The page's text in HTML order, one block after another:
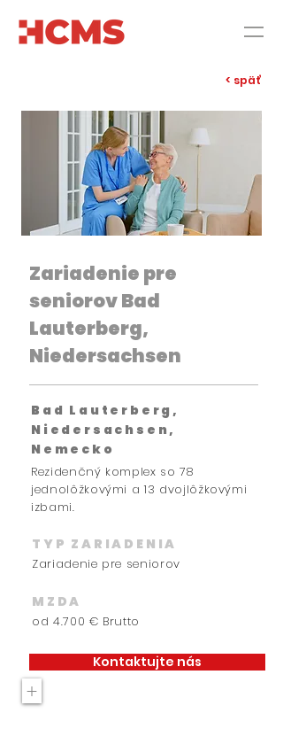
< späť
Zariadenie pre
seniorov Bad
Lauterberg,
Niedersachsen
Bad Lauterberg,
Niedersachsen,
Nemecko
Rezidenčný komplex so 78
jednolôžkovými a 13 dvojlôžkovými
izbami.
TYP ZARIADENIA
Zariadenie pre seniorov
MZDA
od 4.700 € Brutto
Kontaktujte nás
+